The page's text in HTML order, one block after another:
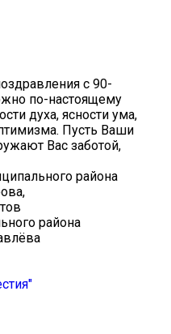
с 90-
по-настоящему
духа, ясности ума,
Пусть Ваши
Вас заботой,
района
района